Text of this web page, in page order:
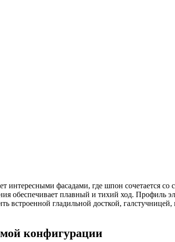
интересными фасадами, где шпон сочетается
обеспечивает плавный и тихий ход. Профиль
встроенной гладильной досткой, галстучницей,
конфигурации